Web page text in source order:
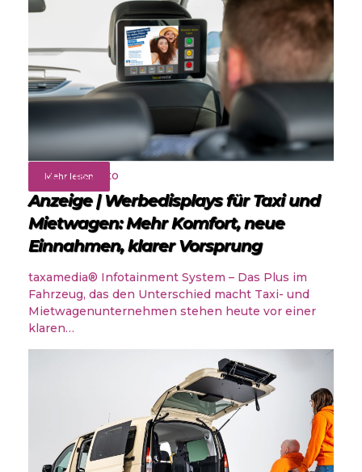
Mehr lesen
Rund ums Auto
Anzeige | Werbedisplays für Taxi und
Mietwagen: Mehr Komfort, neue
Einnahmen, klarer Vorsprung
taxamedia® Infotainment System – Das Plus im
Fahrzeug, das den Unterschied macht Taxi- und
Mietwagenunternehmen stehen heute vor einer
klaren…